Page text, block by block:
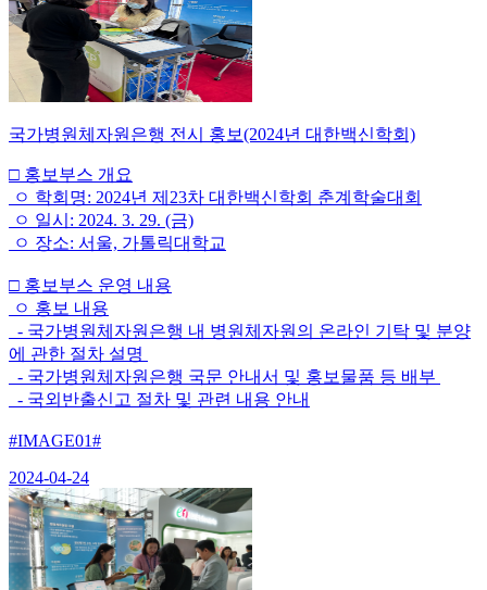
국가병원체자원은행 전시 홍보(2024년 대한백신학회)
□ 홍보부스 개요
ㅇ 학회명: 2024년 제23차 대한백신학회 춘계학술대회
ㅇ 일시: 2024. 3. 29. (금)
ㅇ 장소: 서울, 가톨릭대학교
□ 홍보부스 운영 내용
ㅇ 홍보 내용
- 국가병원체자원은행 내 병원체자원의 온라인 기탁 및 분양
에 관한 절차 설명
- 국가병원체자원은행 국문 안내서 및 홍보물품 등 배부
- 국외반출신고 절차 및 관련 내용 안내
#IMAGE01#
2024-04-24